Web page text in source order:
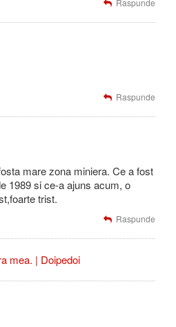
Raspunde
Raspunde
mare zona miniera. Ce a fost
1989 si ce-a ajuns acum, o
trist.
Raspunde
mea. | Doipedoi